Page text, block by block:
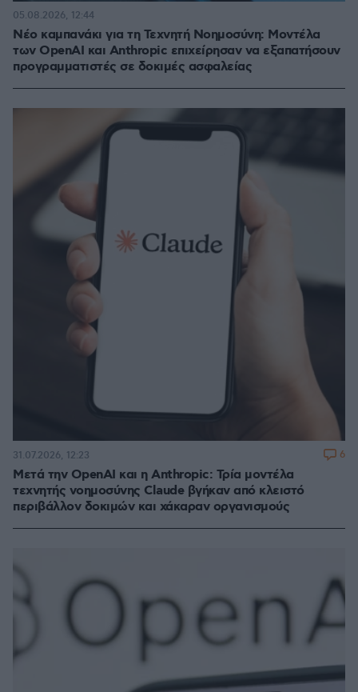
Νέο καμπανάκι για τη Τεχνητή Νοημοσύνη: Μοντέλα
των OpenAI και Anthropic επιχείρησαν να εξαπατήσουν
προγραμματιστές σε δοκιμές ασφαλείας
05.08.2026, 12:44
Μετά την OpenAI και η Anthropic: Τρία μοντέλα
τεχνητής νοημοσύνης Claude βγήκαν από κλειστό
περιβάλλον δοκιμών και χάκαραν οργανισμούς
31.07.2026, 12:23 6